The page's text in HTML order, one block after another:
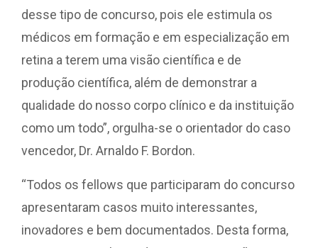
desse tipo de concurso, pois ele estimula os
médicos em formação e em especialização em
retina a terem uma visão científica e de
produção científica, além de demonstrar a
qualidade do nosso corpo clínico e da instituição
como um todo”, orgulha-se o orientador do caso
vencedor, Dr. Arnaldo F. Bordon.
“Todos os fellows que participaram do concurso
apresentaram casos muito interessantes,
inovadores e bem documentados. Desta forma,